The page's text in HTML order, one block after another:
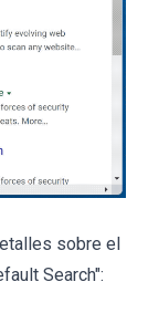
sobre el
Search":